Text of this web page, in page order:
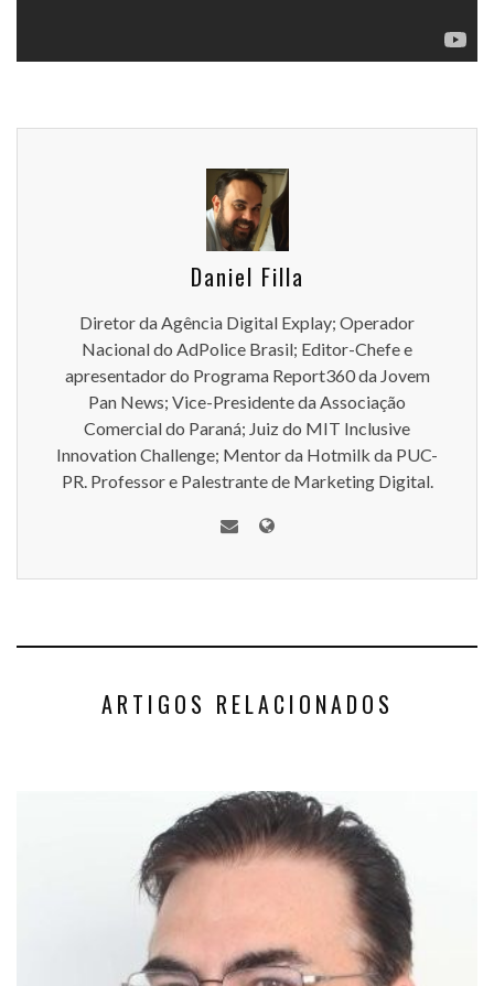
Daniel Filla
Diretor da Agência Digital Explay; Operador
Nacional do AdPolice Brasil; Editor-Chefe e
apresentador do Programa Report360 da Jovem
Pan News; Vice-Presidente da Associação
Comercial do Paraná; Juiz do MIT Inclusive
Innovation Challenge; Mentor da Hotmilk da PUC-
PR. Professor e Palestrante de Marketing Digital.
ARTIGOS RELACIONADOS